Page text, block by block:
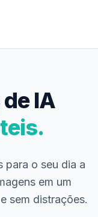
IA
para o seu dia a
em um
sem distrações.